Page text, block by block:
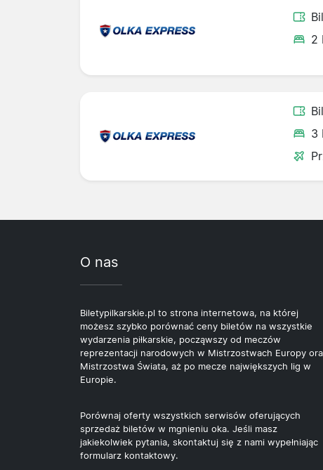
2
3
O nas
Biletypilkarskie.pl to strona internetowa, na której
możesz szybko porównać ceny biletów na wszystkie
wydarzenia piłkarskie, począwszy od meczów
reprezentacji narodowych w Mistrzostwach Europy
Mistrzostwa Świata, aż po mecze największych lig w
Europie.
Porównaj oferty wszystkich serwisów oferujących
sprzedaż biletów w mgnieniu oka. Jeśli masz
jakiekolwiek pytania, skontaktuj się z nami wypełniając
formularz kontaktowy.